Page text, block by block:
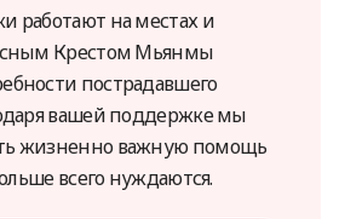
работают на местах и
Крестом Мьянмы
пострадавшего
вашей поддержке мы
жизненно важную помощь
всего нуждаются.